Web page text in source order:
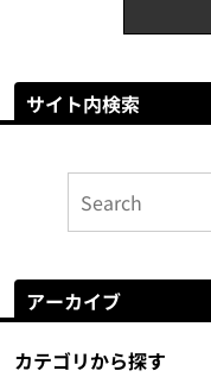
サイト内検索
アーカイブ
カテゴリから探す